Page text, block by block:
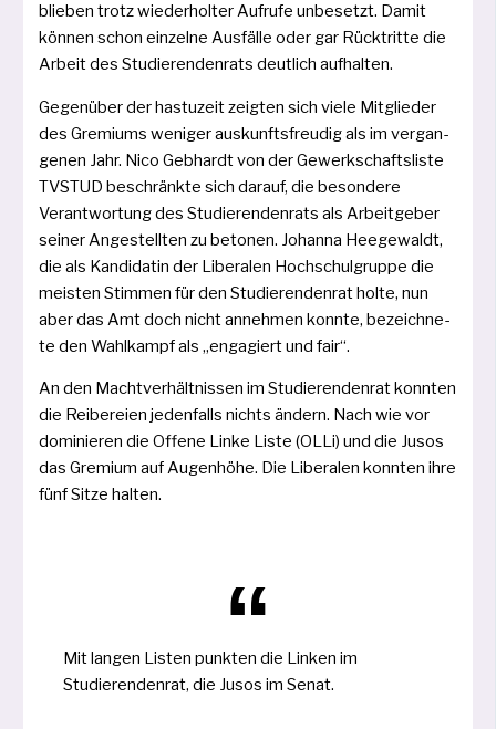
blie­ben trotz wie­der­hol­ter Aufrufe unbe­setzt. Damit
kön­nen schon ein­zel­ne Ausfälle oder gar Rücktritte die
Arbeit des Studierendenrats deut­lich aufhalten.
Gegenüber der has­tu­zeit zeig­ten sich vie­le Mitglieder
des Gremiums weni­ger auskunfts­freu­dig als im ver­gan­
ge­nen Jahr. Nico Geb­hardt von der Gewerkschaftsliste
TVSTUD beschränk­te sich dar­auf, die beson­de­re
Verantwortung des Studierendenrats als Arbeitgeber
sei­ner Angestellten zu beto­nen. Johanna Heegewaldt,
die als Kandidatin der Liberalen Hochschulgruppe die
meis­ten Stimmen für den Studierendenrat hol­te, nun
aber das Amt doch nicht anneh­men konn­te, bezeich­ne­
te den Wahlkampf als „enga­giert und fair“.
An den Machtverhältnissen im Studierendenrat konn­ten
die Reibereien jeden­falls nichts ändern. Nach wie vor
domi­nie­ren die Offene Linke Liste (OLLi) und die Jusos
das Gremium auf Augenhöhe. Die Liberalen konn­ten ihre
fünf Sitze halten.
Mit lan­gen Listen punk­ten die Linken im
Studierendenrat, die Jusos im Senat.